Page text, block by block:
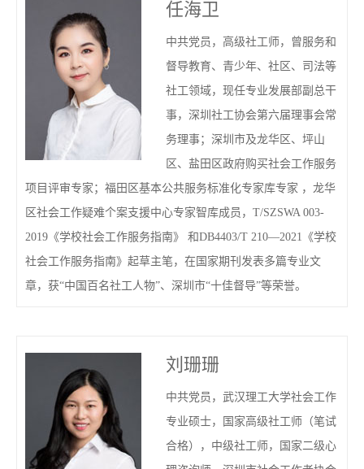
任海卫
中共党员，高级社工师，曾服务和
督导教育、青少年、社区、司法等
社工领域，现任专业发展部副总干
事，深圳社工协会第六届理事会常
务理事；深圳市及龙华区、坪山
区、盐田区政府购买社会工作服务
项目评审专家；福田区基本公共服务标准化专家库专家 ，龙华
区社会工作疑难个案支援中心专家智库成员，T/SZSWA 003-
2019《学校社会工作服务指南》 和DB4403/T 210—2021《学校
社会工作服务指南》起草主笔，在国家期刊发表多篇专业文
章，获“中国百名社工人物”、深圳市“十佳督导”等荣誉。
刘珊珊
中共党员，武汉理工大学社会工作
专业硕士，国家高级社工师（笔试
合格），中级社工师，国家二级心